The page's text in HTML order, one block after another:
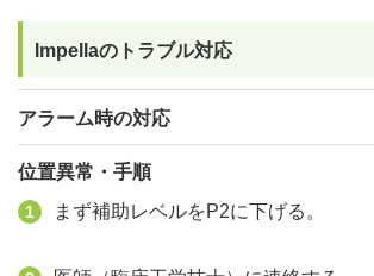
Impellaのトラブル対応
アラーム時の対応
位置異常・手順
1 まず補助レベルをP2に下げる。